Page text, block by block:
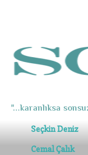
"...karanlıksa
Seçkin Deniz
Cemal Çalık